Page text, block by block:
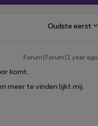
Oudste eerst
Forum|Forum|1 year ago
komt.
meer te vinden lijkt mij.